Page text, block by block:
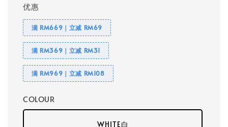
优惠
满 RM669｜立减 RM69
满 RM369｜立减 RM31
满 RM969｜立减 RM108
COLOUR
WHITE白